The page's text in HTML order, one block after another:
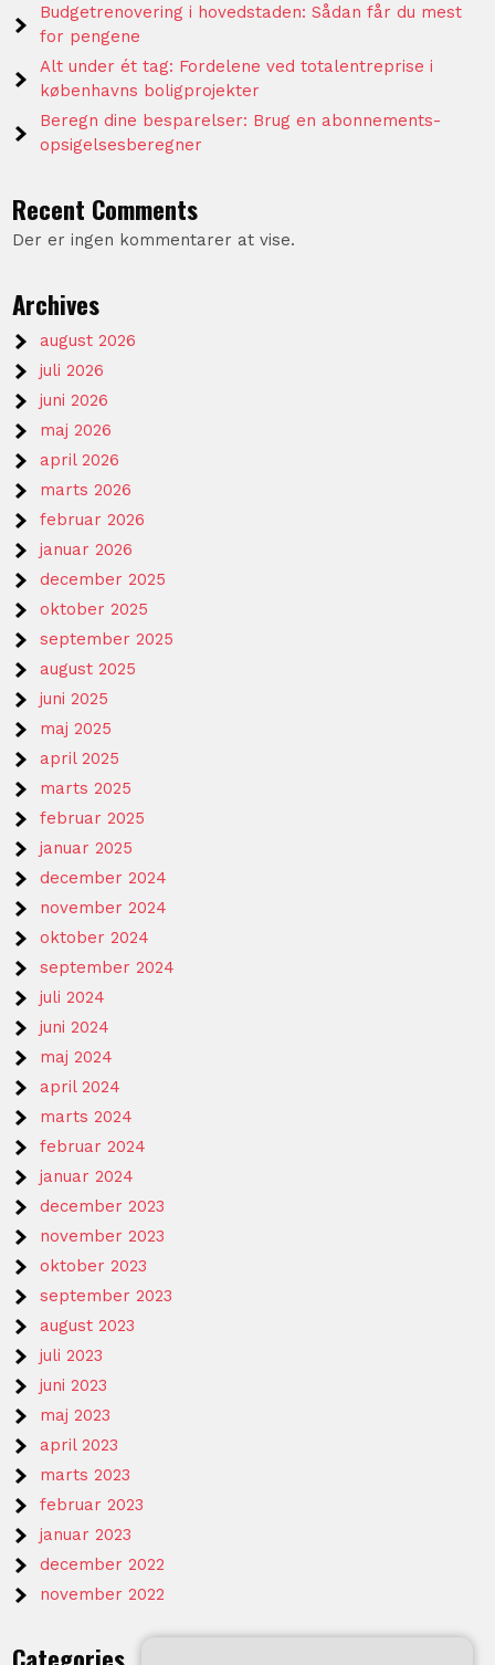
Budgetrenovering i hovedstaden: Sådan får du mest
for pengene
Alt under ét tag: Fordelene ved totalentreprise i
københavns boligprojekter
Beregn dine besparelser: Brug en abonnements-
opsigelsesberegner
Recent Comments
Der er ingen kommentarer at vise.
Archives
august 2026
juli 2026
juni 2026
maj 2026
april 2026
marts 2026
februar 2026
januar 2026
december 2025
oktober 2025
september 2025
august 2025
juni 2025
maj 2025
april 2025
marts 2025
februar 2025
januar 2025
december 2024
november 2024
oktober 2024
september 2024
juli 2024
juni 2024
maj 2024
april 2024
marts 2024
februar 2024
januar 2024
december 2023
november 2023
oktober 2023
september 2023
august 2023
juli 2023
juni 2023
maj 2023
april 2023
marts 2023
februar 2023
januar 2023
december 2022
november 2022